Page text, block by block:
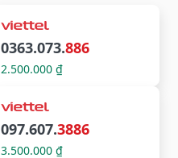
0363.073.886
2.500.000 ₫
097.607.3886
3.500.000 ₫